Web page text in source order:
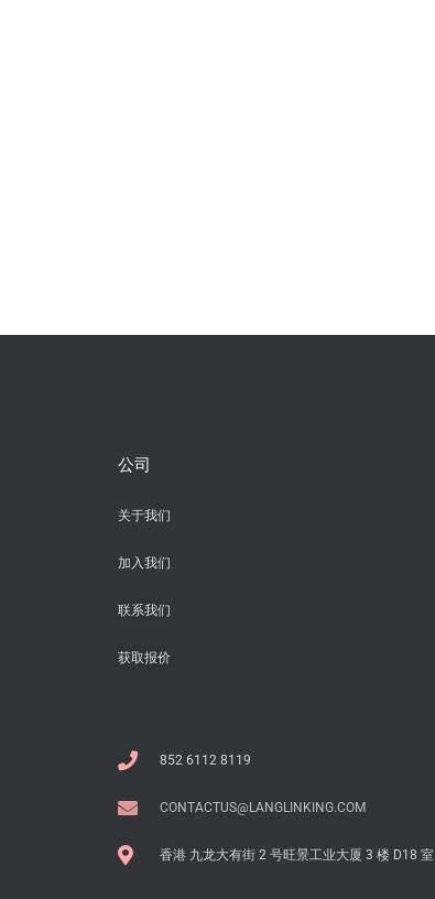
公司
关于我们
加入我们
联系我们
获取报价
852 6112 8119
CONTACTUS@LANGLINKING.COM
香港 九龙大有街 2 号旺景工业大厦 3 楼 D18 室